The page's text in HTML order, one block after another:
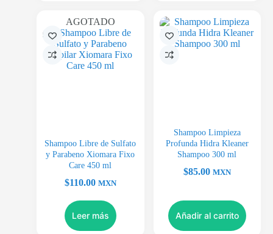
AGOTADO
Shampoo Libre de Sulfato
y Parabeno Xiomara Fixo
Care 450 ml
$110.00 MXN
Leer más
Shampoo Limpieza
Profunda Hidra Kleaner
Shampoo 300 ml
$85.00 MXN
Añadir al carrito